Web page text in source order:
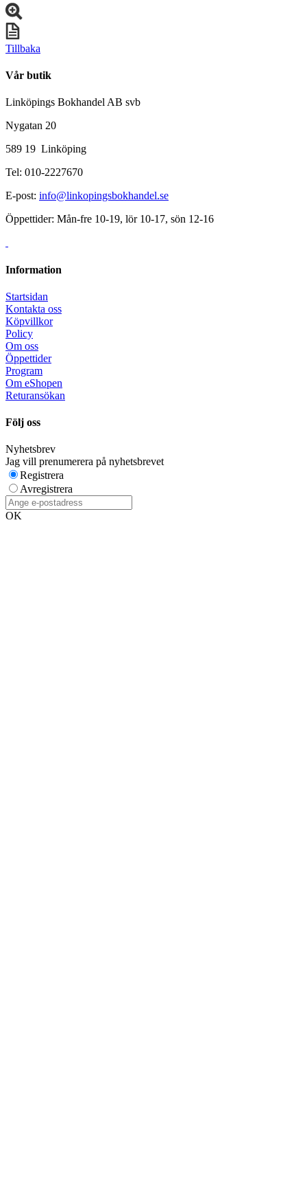
Tillbaka
Vår butik
Linköpings Bokhandel AB svb
Nygatan 20
589 19 Linköping
Tel: 010-2227670
E-post: info@linkopingsbokhandel.se
Öppettider: Mån-fre 10-19, lör 10-17, sön 12-16
Information
Startsidan
Kontakta oss
Köpvillkor
Policy
Om oss
Öppettider
Program
Om eShopen
Returansökan
Följ oss
Nyhetsbrev
Jag vill prenumerera på nyhetsbrevet
Registrera
Avregistrera
OK